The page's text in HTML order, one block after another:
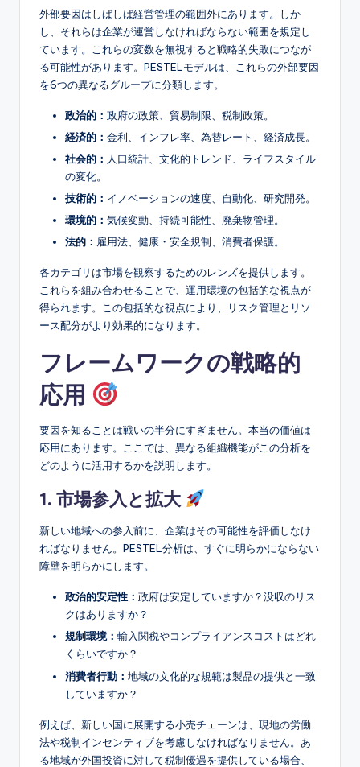
it外部要因はしばしば経営管理の範囲外にあります。しか
し、それらは企業が運営しなければならない範囲を規定し
ています。これらの変数を無視すると戦略的失敗につなが
る可能性があります。PESTELモデルは、これらの外部要因
を6つの異なるグループに分類します。
政治的： 政府の政策、貿易制限、税制政策。
経済的： 金利、インフレ率、為替レート、経済成長。
社会的： 人口統計、文化的トレンド、ライフスタイル
の変化。
技術的： イノベーションの速度、自動化、研究開発。
環境的： 気候変動、持続可能性、廃棄物管理。
法的： 雇用法、健康・安全規制、消費者保護。
各カテゴリは市場を観察するためのレンズを提供します。
これらを組み合わせることで、運用環境の包括的な視点が
得られます。この包括的な視点により、リスク管理とリソ
ース配分がより効果的になります。
フレームワークの戦略的
応用
要因を知ることは戦いの半分にすぎません。本当の価値は
応用にあります。ここでは、異なる組織機能がこの分析を
どのように活用するかを説明します。
1. 市場参入と拡大
新しい地域への参入前に、企業はその可能性を評価しなけ
ればなりません。PESTEL分析は、すぐに明らかにならない
障壁を明らかにします。
政治的安定性： 政府は安定していますか？没収のリス
クはありますか？
規制環境： 輸入関税やコンプライアンスコストはどれ
くらいですか？
消費者行動： 地域の文化的な規範は製品の提供と一致
していますか？
例えば、新しい国に展開する小売チェーンは、現地の労働
法や税制インセンティブを考慮しなければなりません。あ
る地域が外国投資に対して税制優遇を提供している場合、